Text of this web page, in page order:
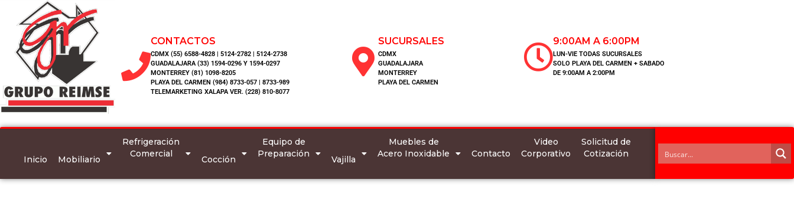
CONTACTOS
CDMX (55) 6588-4828 | 5124-2782 | 5124-2738
GUADALAJARA (33) 1594-0296 Y 1594-0297
MONTERREY (81) 1098-8205
PLAYA DEL CARMEN (984) 8733-057 | 8733-989
TELEMARKETING XALAPA VER. (228) 810-8077
SUCURSALES
CDMX
GUADALAJARA
MONTERREY
PLAYA DEL CARMEN
9:00AM A 6:00PM
LUN-VIE TODAS SUCURSALES
SOLO PLAYA DEL CARMEN + SABADO
DE 9:00AM A 2:00PM
Inicio Mobiliario
Refrigeración
Comercial
Cocción
Equipo de
Preparación
Vajilla
Muebles de
Acero Inoxidable
Contacto
Video
Corporativo
Solicitud de
Cotización